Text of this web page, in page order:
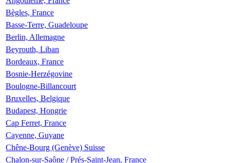
Bègles, France
Basse-Terre, Guadeloupe
Berlin, Allemagne
Beyrouth, Liban
Bordeaux, France
Bosnie-Herzégovine
Boulogne-Billancourt
Bruxelles, Belgique
Budapest, Hongrie
Cap Ferret, France
Cayenne, Guyane
Chêne-Bourg (Genève) Suisse
Chalon-sur-Saône / Prés-Saint-Jean, France